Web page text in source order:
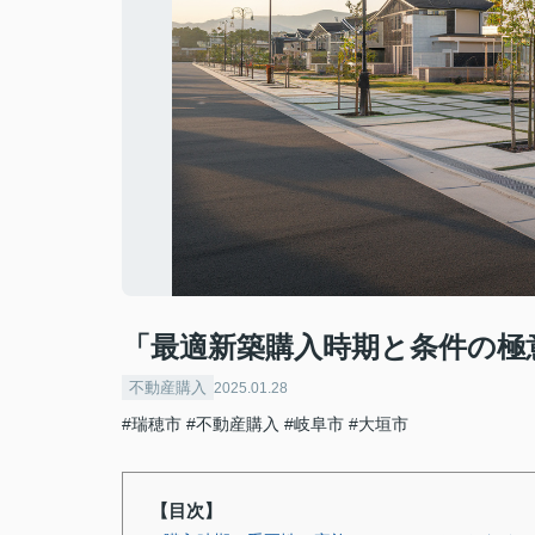
「最適新築購入時期と条件の
不動産購入 2025.01.28
#瑞穂市 #不動産購入 #岐阜市 #大垣市
【目次】